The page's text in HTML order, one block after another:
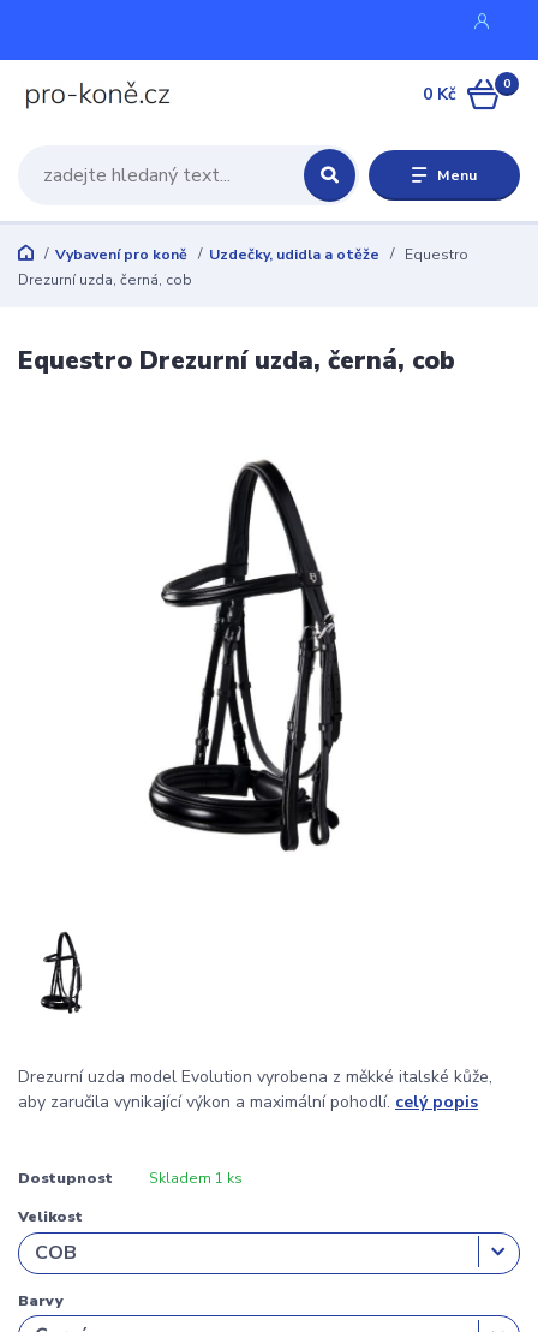
Menu
0
0 Kč
Vybavení pro koně Uzdečky, udidla a otěže
Equestro
Drezurní uzda, černá, cob
Equestro Drezurní uzda, černá, cob
Drezurní uzda model Evolution vyrobena z měkké italské kůže,
aby zaručila vynikající výkon a maximální pohodlí. celý popis
Dostupnost Skladem 1 ks
Velikost
Barvy